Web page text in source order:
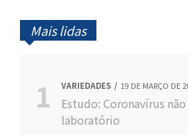
Mais lidas
VARIEDADES 19 DE MARÇO DE
Estudo: Coronavírus
laboratório